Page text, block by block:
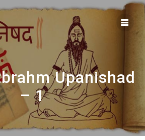
content
Upanishad
– 1